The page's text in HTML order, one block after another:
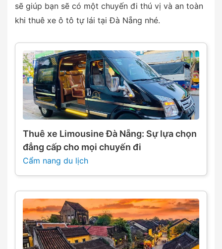
sẽ giúp bạn sẽ có một chuyến đi thú vị và an toàn
khi thuê xe ô tô tự lái tại Đà Nẵng nhé.
Thuê xe Limousine Đà Nẵng: Sự lựa chọn
đẳng cấp cho mọi chuyến đi
Cẩm nang du lịch